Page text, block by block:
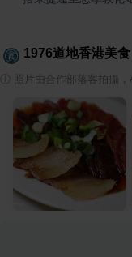
1976道地香港美
照片由合作部落客拍攝